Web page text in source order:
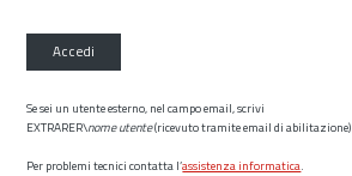
Accedi
Se sei un utente esterno, nel campo email, scrivi
EXTRARER\nome utente(ricevuto tramite email di abilitazione)
Per problemi tecnici contatta l’assistenza informatica.